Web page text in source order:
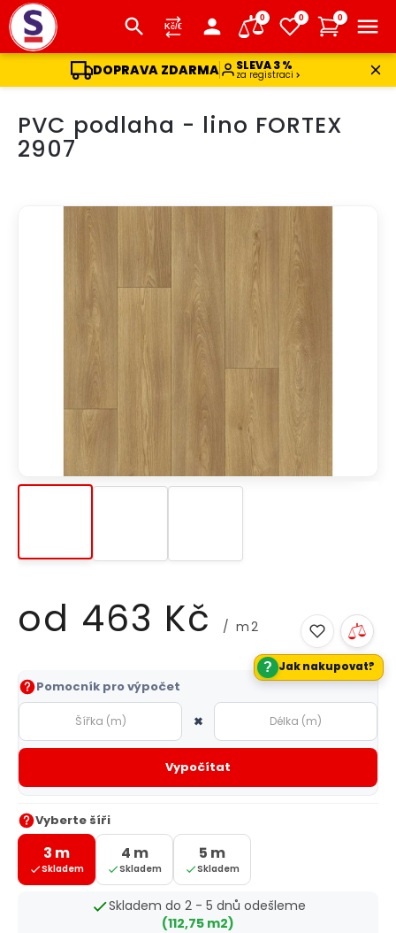
DOPRAVA ZDARMA SLEVA 3 %
za registraci
0 0 0
obsahPVC podlaha - lino FORTEX
2907
od 463 Kč / m2
Měrná
cena:
Pomocník pro výpočet
×
Vypočítat
Vyberte šíři
3 m
Skladem
4 m
Skladem
5 m
Skladem
Skladem do 2 - 5 dnů odešleme
(112,75 m2)
? Jak nakupovat?